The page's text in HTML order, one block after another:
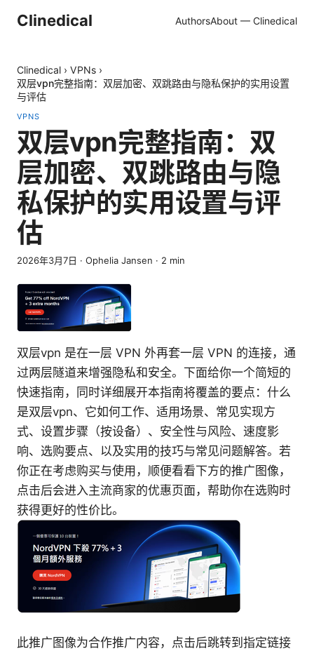
Clinedical AuthorsAbout — Clinedical
Clinedical › VPNs ›
双层vpn完整指南：双层加密、双跳路由与隐私保护的实用设置
与评估
VPNS
双层vpn完整指南：双
层加密、双跳路由与隐
私保护的实用设置与评
估
2026年3月7日 · Ophelia Jansen · 2 min
双层vpn 是在一层 VPN 外再套一层 VPN 的连接，通
过两层隧道来增强隐私和安全。下面给你一个简短的
快速指南，同时详细展开本指南将覆盖的要点：什么
是双层vpn、它如何工作、适用场景、常见实现方
式、设置步骤（按设备）、安全性与风险、速度影
响、选购要点、以及实用的技巧与常见问题解答。若
你正在考虑购买与使用，顺便看看下方的推广图像，
点击后会进入主流商家的优惠页面，帮助你在选购时
获得更好的性价比。
此推广图像为合作推广内容，点击后跳转到指定链接